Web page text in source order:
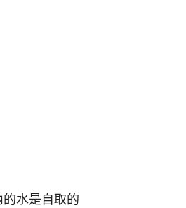
的水是自取的